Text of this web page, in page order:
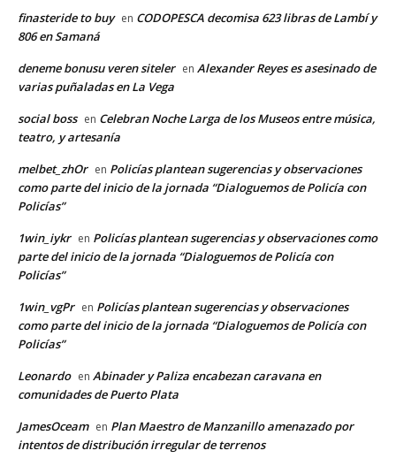
finasteride to buy en CODOPESCA decomisa 623 libras de Lambí y
806 en Samaná
deneme bonusu veren siteler en Alexander Reyes es asesinado de
varias puñaladas en La Vega
social boss en Celebran Noche Larga de los Museos entre música,
teatro, y artesanía
melbet_zhOr en Policías plantean sugerencias y observaciones
como parte del inicio de la jornada “Dialoguemos de Policía con
Policías”
1win_iykr en Policías plantean sugerencias y observaciones como
parte del inicio de la jornada “Dialoguemos de Policía con
Policías”
1win_vgPr en Policías plantean sugerencias y observaciones
como parte del inicio de la jornada “Dialoguemos de Policía con
Policías”
Leonardo en Abinader y Paliza encabezan caravana en
comunidades de Puerto Plata
JamesOceam en Plan Maestro de Manzanillo amenazado por
intentos de distribución irregular de terrenos